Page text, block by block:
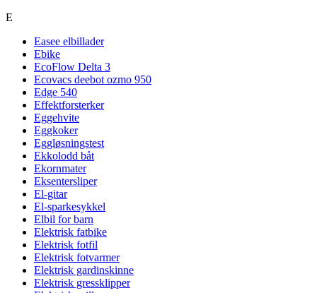
E
Easee elbillader
Ebike
EcoFlow Delta 3
Ecovacs deebot ozmo 950
Edge 540
Effektforsterker
Eggehvite
Eggkoker
Eggløsningstest
Ekkolodd båt
Ekornmater
Eksentersliper
El-gitar
El-sparkesykkel
Elbil for barn
Elektrisk fatbike
Elektrisk fotfil
Elektrisk fotvarmer
Elektrisk gardinskinne
Elektrisk gressklipper